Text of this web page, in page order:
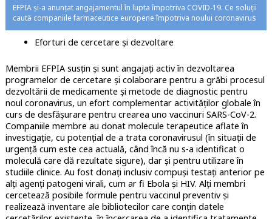
EFPIA și-a anunțat angajamentul în lupta împotriva COVID-19. Ce soluții
caută companiile farmaceutice europene împotriva noului coronavirus
Eforturi de cercetare și dezvoltare
Membrii EFPIA susțin și sunt angajați activ în dezvoltarea
programelor de cercetare și colaborare pentru a grăbi procesul
dezvoltării de medicamente și metode de diagnostic pentru
noul coronavirus, un efort complementar activităților globale în
curs de desfășurare pentru crearea uno vaccinuri SARS-CoV-2.
Companiile membre au donat molecule terapeutice aflate în
investigație, cu potențial de a trata coronavirusul (în situații de
urgență cum este cea actuală, când încă nu s-a identificat o
moleculă care dă rezultate sigure), dar și pentru utilizare în
studiile clinice. Au fost donați inclusiv compuși testați anterior pe
alți agenți patogeni virali, cum ar fi Ebola și HIV. Alți membri
cercetează posibile formule pentru vaccinul preventiv și
realizează inventare ale bibliotecilor care conțin datele